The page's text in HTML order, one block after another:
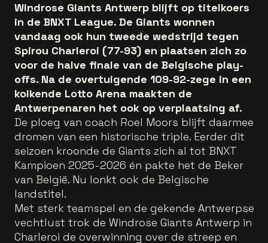
Windrose Giants Antwerp blijft op titelkoers
in de BNXT League. De Giants wonnen
vandaag ook hun tweede wedstrijd tegen
Spirou Charleroi (77-93) en plaatsen zich zo
voor de halve finale van de Belgische play-
offs. Na de overtuigende 109-92-zege in een
kolkende Lotto Arena maakten de
Antwerpenaren het ook op verplaatsing af.
De ploeg van coach Roel Moors blijft daarmee
dromen van een historische triple. Eerder dit
seizoen kroonde de Giants zich al tot BNXT
Kampioen 2025-2026 én pakte het de Beker
van België. Nu lonkt ook de Belgische
landstitel.
Met sterk teamspel en de gekende Antwerpse
vechtlust trok de Windrose Giants Antwerp in
Charleroi de overwinning over de streep en